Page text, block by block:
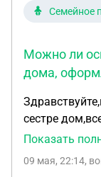
Семейное
Можно ли
дома,
сестре
официально,камера и тд.
не законно
Показать
09 мая, 22:14,